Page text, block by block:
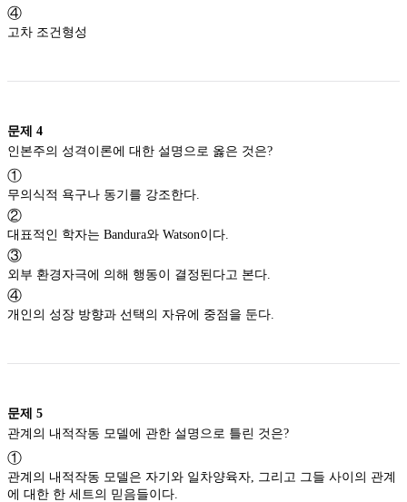
④
고차 조건형성
문제 4
①
무의식적 욕구나 동기를 강조한다.
②
대표적인 학자는 Bandura와 Watson이다.
③
외부 환경자극에 의해 행동이 결정된다고 본다.
④
개인의 성장 방향과 선택의 자유에 중점을 둔다.
문제 5
①
관계의 내적작동 모델은 자기와 일차양육자, 그리고 그들 사이의 관계
에 대한 한 세트의 믿음들이다.